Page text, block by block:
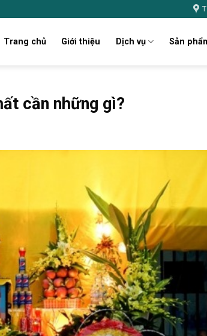
Trang chủ Giới thiệu Dịch vụ Sản
cần những gì?